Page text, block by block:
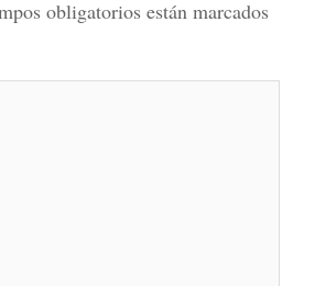
obligatorios están marcados